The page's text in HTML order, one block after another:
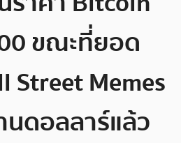
ขณะที่ยอด
Street Memes
นดอลลาร์แล้ว